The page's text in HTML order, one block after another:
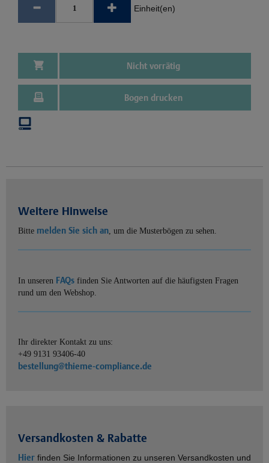
Einheit(en)
Nicht vorrätig
Bogen drucken
Weitere Hinweise
Bitte melden Sie sich an, um die Musterbögen zu sehen.
In unseren FAQs finden Sie Antworten auf die häufigsten Fragen
rund um den Webshop.
Ihr direkter Kontakt zu uns:
+49 9131 93406-40
bestellung@thieme-compliance.de
Versandkosten & Rabatte
Hier finden Sie Informationen zu unseren Versandkosten und